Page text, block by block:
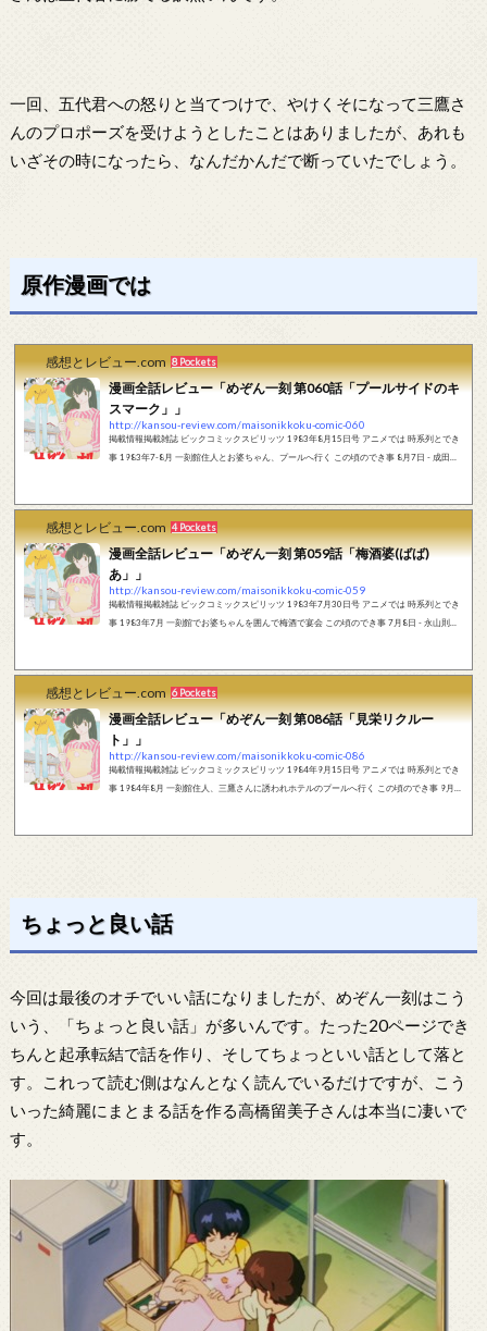
一回、五代君への怒りと当てつけで、やけくそになって三鷹さ
んのプロポーズを受けようとしたことはありましたが、あれも
いざその時になったら、なんだかんだで断っていたでしょう。
原作漫画では
感想とレビュー.com 8 Pockets
漫画全話レビュー「めぞん一刻 第060話「プールサイドのキ
スマーク」」
http://kansou-review.com/maisonikkoku-comic-060
掲載情報掲載雑誌 ビックコミックスピリッツ 1983年8月15日号 アニメでは 時系列とでき
事 1983年7-8月 一刻館住人とお婆ちゃん、プールへ行く この頃のでき事 8月7日 - 成田空
内戦に軍事介入。 8月12日 - 防衛庁がパトリオットミサイルの導入決定。 8月15日 - 協和
発酵工業元会長で同社中興の祖と言われた加藤辨三郎が死去。 8月21日 - ...
感想とレビュー.com 4 Pockets
漫画全話レビュー「めぞん一刻 第059話「梅酒婆(ばば)
あ」」
http://kansou-review.com/maisonikkoku-comic-059
掲載情報掲載雑誌 ビックコミックスピリッツ 1983年7月30日号 アニメでは 時系列とでき
事 1983年7月 一刻館でお婆ちゃんを囲んで梅酒で宴会 この頃のでき事 7月8日 - 永山則夫
が「ファミリーコンピュータ（ファミコン）を発売。同じ日にセガ・エンタープライゼス
がソフトのライナップを充実させたSG-1000とベーシック搭載のSC-3000を発売す...
感想とレビュー.com 6 Pockets
漫画全話レビュー「めぞん一刻 第086話「見栄リクルー
ト」」
http://kansou-review.com/maisonikkoku-comic-086
掲載情報掲載雑誌 ビックコミックスピリッツ 1984年9月15日号 アニメでは 時系列とでき
事 1984年8月 一刻館住人、三鷹さんに誘われホテルのプールへ行く この頃のでき事 9月1
ちょっと良い話
今回は最後のオチでいい話になりましたが、めぞん一刻はこう
いう、「ちょっと良い話」が多いんです。たった20ページでき
ちんと起承転結で話を作り、そしてちょっといい話として落と
す。これって読む側はなんとなく読んでいるだけですが、こう
いった綺麗にまとまる話を作る高橋留美子さんは本当に凄いで
す。